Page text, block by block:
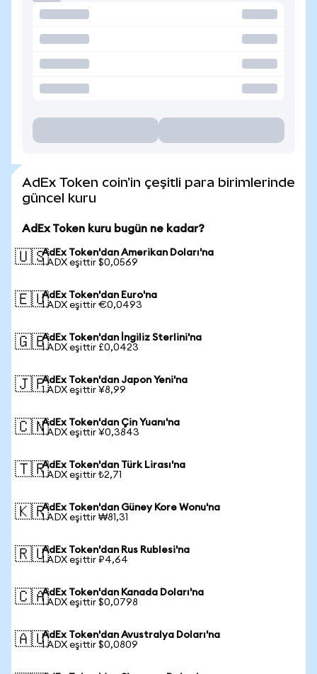
AdEx Token coin'in çeşitli para birimlerinde
güncel kuru
AdEx Token kuru bugün ne kadar?
🇺🇸AdEx Token'dan Amerikan Doları'na
1 ADX eşittir $0,0569
🇪🇺AdEx Token'dan Euro'na
1 ADX eşittir €0,0493
🇬🇧AdEx Token'dan İngiliz Sterlini'na
1 ADX eşittir £0,0423
🇯🇵AdEx Token'dan Japon Yeni'na
1 ADX eşittir ¥8,99
🇨🇳AdEx Token'dan Çin Yuanı'na
1 ADX eşittir ¥0,3843
🇹🇷AdEx Token'dan Türk Lirası'na
1 ADX eşittir ₺2,71
🇰🇷AdEx Token'dan Güney Kore Wonu'na
1 ADX eşittir ₩81,31
🇷🇺AdEx Token'dan Rus Rublesi'na
1 ADX eşittir ₽4,64
🇨🇦AdEx Token'dan Kanada Doları'na
1 ADX eşittir $0,0798
🇦🇺AdEx Token'dan Avustralya Doları'na
1 ADX eşittir $0,0809